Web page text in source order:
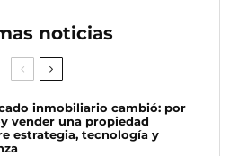
noticias
inmobiliario cambió: por
vender una propiedad
estrategia, tecnología y